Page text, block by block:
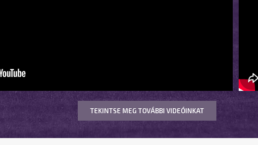
TEKINTSE MEG TOVÁBBI VIDEÓINKAT